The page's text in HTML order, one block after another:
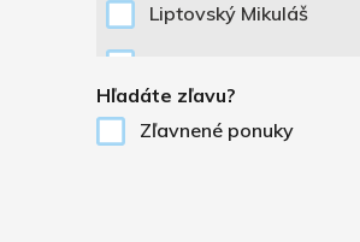
Liptovský Mikuláš
Hľadáte zľavu?
Zľavnené ponuky